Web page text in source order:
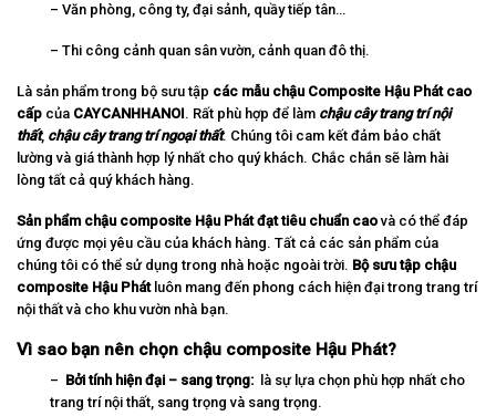
– Văn phòng, công ty, đại sảnh, quầy tiếp tân…
– Thi công cảnh quan sân vườn, cảnh quan đô thị.
Là sản phẩm trong bộ sưu tập các mẫu chậu Composite Hậu Phát cao
cấp của CAYCANHHANOI. Rất phù hợp để làm chậu cây trang trí nội
thất, chậu cây trang trí ngoại thất. Chúng tôi cam kết đảm bảo chất
lường và giá thành hợp lý nhất cho quý khách. Chắc chắn sẽ làm hài
lòng tất cả quý khách hàng.
Sản phẩm chậu composite Hậu Phát đạt tiêu chuẩn caovà có thể đáp
ứng được mọi yêu cầu của khách hàng. Tất cả các sản phẩm của
chúng tôi có thể sử dụng trong nhà hoặc ngoài trời. Bộ sưu tập chậu
composite Hậu Phátluôn mang đến phong cách hiện đại trong trang trí
nội thất và cho khu vườn nhà bạn.
Vì sao bạn nên chọn chậu composite Hậu Phát?
– Bởi tính hiện đại – sang trọng: là sự lựa chọn phù hợp nhất cho
trang trí nội thất, sang trọng và sang trọng.